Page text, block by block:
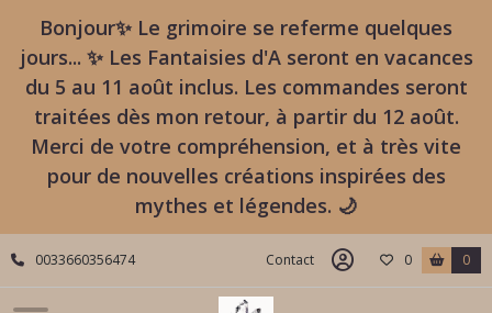
Bonjour✨ Le grimoire se referme quelques
jours... ✨ Les Fantaisies d'A seront en vacances
du 5 au 11 août inclus. Les commandes seront
traitées dès mon retour, à partir du 12 août.
Merci de votre compréhension, et à très vite
pour de nouvelles créations inspirées des
mythes et légendes. 🌙
0033660356474 Contact 0 0